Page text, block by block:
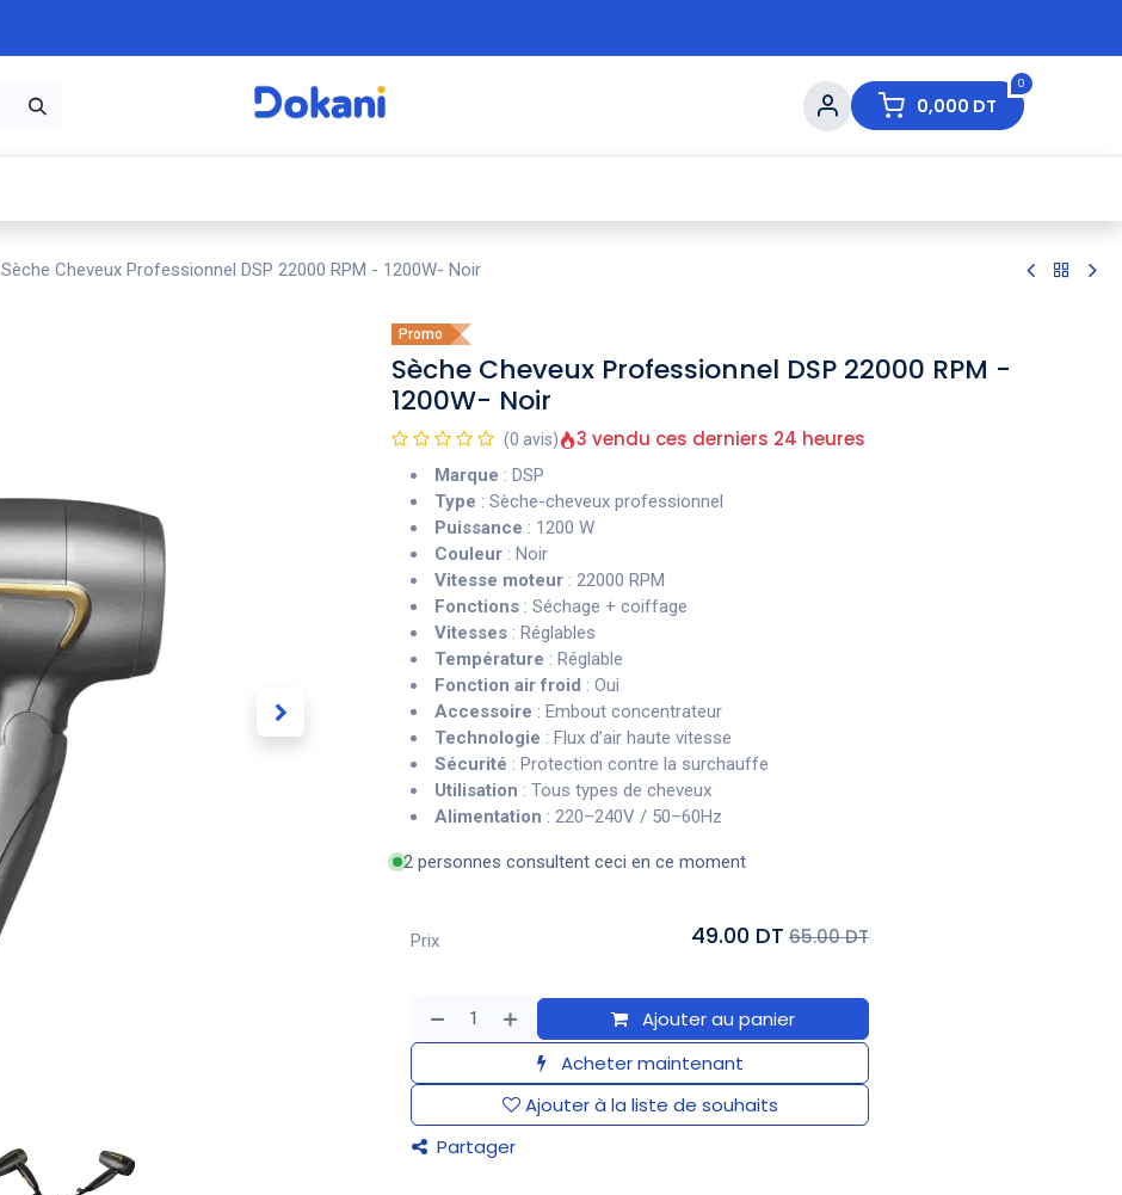
0
0,000 DT
Sèche Cheveux Professionnel DSP 22000 RPM - 1200W- Noir
Promo
Sèche Cheveux Professionnel DSP 22000 RPM -
1200W- Noir
(0 avis) 3 vendu ces derniers 24 heures
Marque : DSP
Type : Sèche-cheveux professionnel
Puissance : 1200 W
Couleur : Noir
Vitesse moteur : 22000 RPM
Fonctions : Séchage + coiffage
Vitesses : Réglables
Température : Réglable
Fonction air froid : Oui
Accessoire : Embout concentrateur
Technologie : Flux d’air haute vitesse
Sécurité : Protection contre la surchauffe
Utilisation : Tous types de cheveux
Alimentation : 220–240V / 50–60Hz
2 personnes consultent ceci en ce moment
Ajouter au panier
Acheter maintenant
Ajouter à la liste de souhaits
Partager
Prix 49.00 DT 65.00 DT